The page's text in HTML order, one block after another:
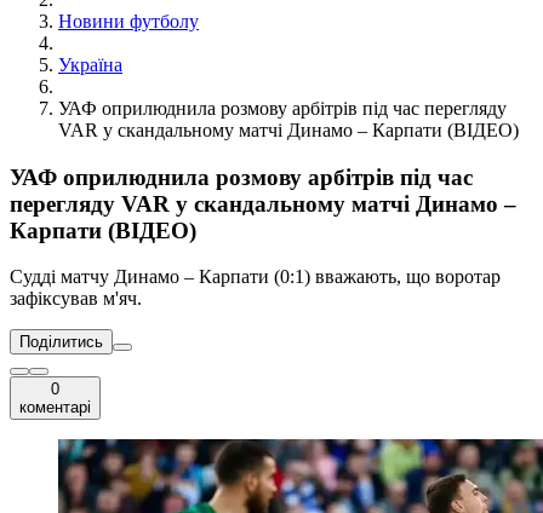
Новини футболу
Україна
УАФ оприлюднила розмову арбітрів під час перегляду
VAR у скандальному матчі Динамо – Карпати (ВІДЕО)
УАФ оприлюднила розмову арбітрів під час
перегляду VAR у скандальному матчі Динамо –
Карпати (ВІДЕО)
Судді матчу Динамо – Карпати (0:1) вважають, що воротар
зафіксував м'яч.
Поділитись
0
коментарі